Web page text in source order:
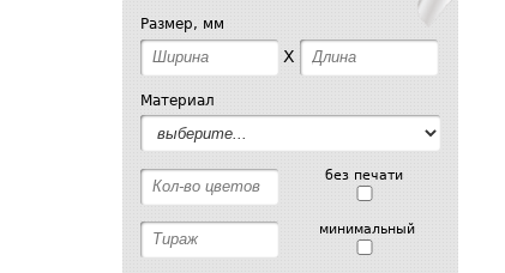
Размер, мм
X
Материал
без печати
минимальный